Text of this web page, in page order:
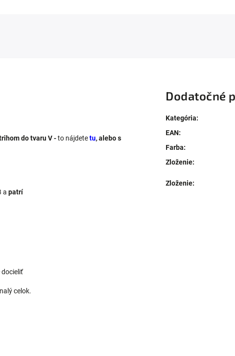
do tvaru V -to nájdetetu, alebos
a patrí
docieliť
celok.
Dodatočné
Kategória:
EAN:
Farba:
Zloženie:
Zloženie: